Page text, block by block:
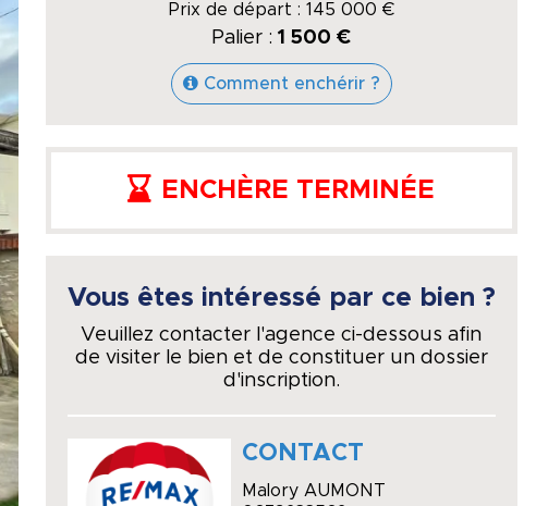
Prix de départ : 145 000 €
Palier :1 500 €
Comment enchérir ?
ENCHÈRE TERMINÉE
Vous êtes intéressé par ce bien ?
Veuillez contacter l'agence ci-dessous afin
de visiter le bien et de constituer un dossier
d'inscription.
CONTACT
Malory AUMONT